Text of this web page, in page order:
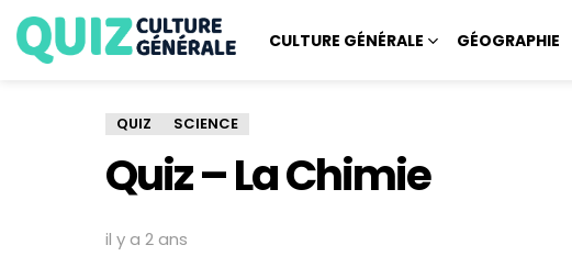
CULTURE GÉNÉRALE GÉOGRAPHIE
QUIZ SCIENCE
Quiz – La Chimie
il y a 2 ans